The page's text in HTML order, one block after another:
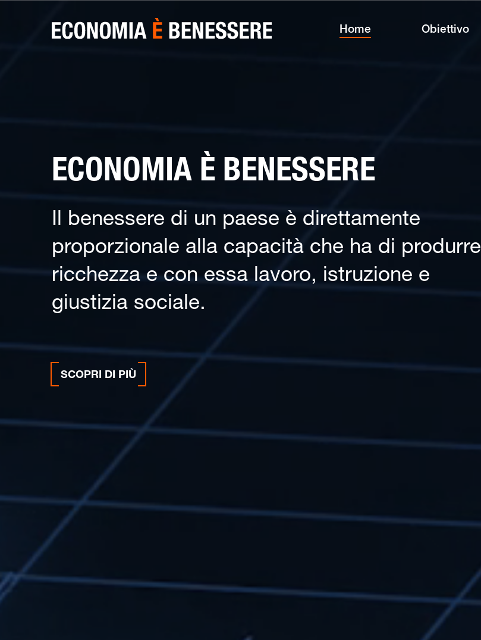
Home Obiettivo
ECONOMIA È BENESSERE
Il benessere di un paese è direttamente
proporzionale alla capacità che ha di produrre
ricchezza e con essa lavoro, istruzione e
giustizia sociale.
SCOPRI DI PIÙ